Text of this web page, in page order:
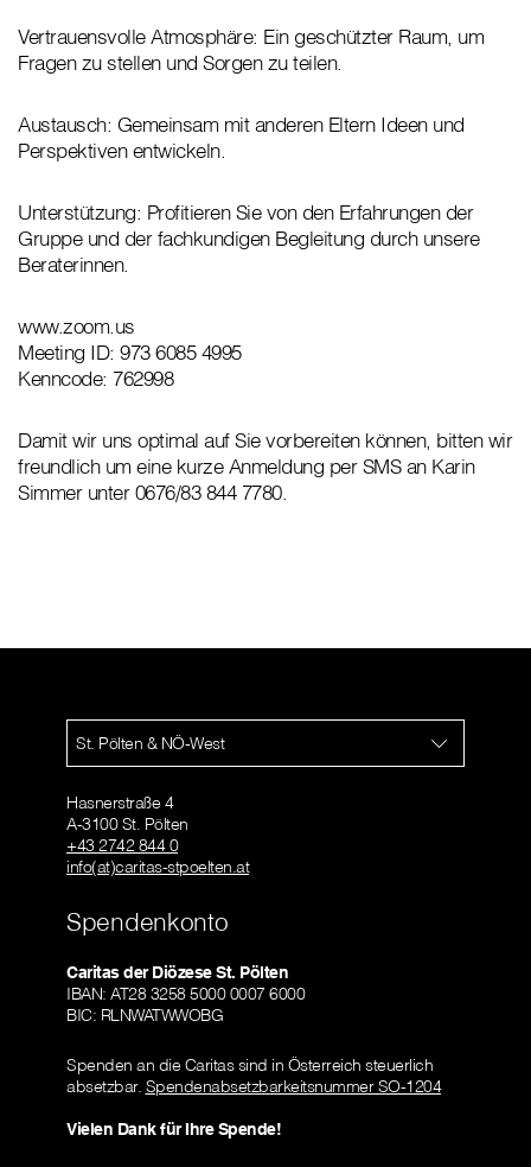
Vertrauensvolle Atmosphäre: Ein geschützter Raum, um
Fragen zu stellen und Sorgen zu teilen.
Austausch: Gemeinsam mit anderen Eltern Ideen und
Perspektiven entwickeln.
Unterstützung: Profitieren Sie von den Erfahrungen der
Gruppe und der fachkundigen Begleitung durch unsere
Beraterinnen.
www.zoom.us
Meeting ID: 973 6085 4995
Kenncode: 762998
Damit wir uns optimal auf Sie vorbereiten können, bitten wir
freundlich um eine kurze Anmeldung per SMS an Karin
Simmer unter 0676/83 844 7780.
St. Pölten & NÖ-West
Hasnerstraße 4
A-3100 St. Pölten
+43 2742 844 0
info(at)caritas-stpoelten.at
Spendenkonto
Caritas der Diözese St. Pölten
IBAN: AT28 3258 5000 0007 6000
BIC: RLNWATWWOBG
Spenden an die Caritas sind in Österreich steuerlich
absetzbar. Spendenabsetzbarkeitsnummer SO-1204
Vielen Dank für Ihre Spende!